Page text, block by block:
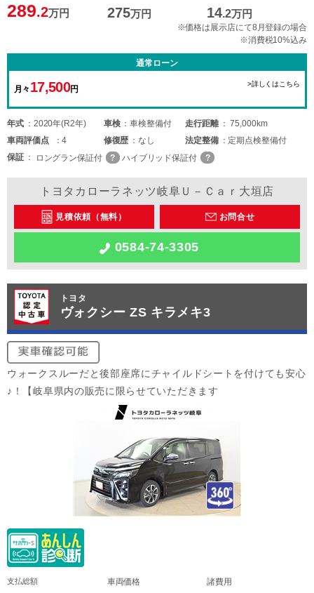
289.2万円 275万円 14.2万円
※価格は展示店にて8月登録の場合
※消費税10%込み
通常ローン
月々 17,500円
>詳しくはこちら
年式 2020年(R2年) 車検 車検整備付 走行距離
75,000km
車両評価点 4 修復歴 なし 法定整備
定期点検整備付
保証
ロングラン保証付 ハイブリッド保証付
トヨタカローラネッツ岐阜Ｕ－Ｃａｒ大垣店
見積依頼（無料） お問合せ
0584-74-3305
トヨタ
ヴォクシー ZS キラメキ3
ウォークスルーだと後部座席にチャイルドシートを付けても安心
♪！【岐阜県内の販売に限らせていただきます
支払総額 車両価格 諸費用